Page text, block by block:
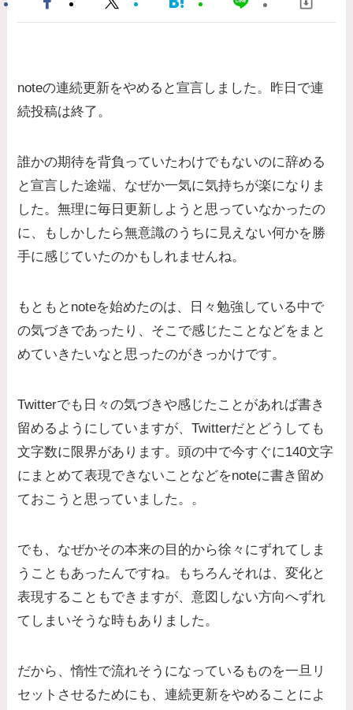
noteの連続更新をやめると宣言しました。昨日で連
続投稿は終了。
誰かの期待を背負っていたわけでもないのに辞める
と宣言した途端、なぜか一気に気持ちが楽になりま
した。無理に毎日更新しようと思っていなかったの
に、もしかしたら無意識のうちに見えない何かを勝
手に感じていたのかもしれませんね。
もともとnoteを始めたのは、日々勉強している中で
の気づきであったり、そこで感じたことなどをまと
めていきたいなと思ったのがきっかけです。
Twitterでも日々の気づきや感じたことがあれば書き
留めるようにしていますが、Twitterだとどうしても
文字数に限界があります。頭の中で今すぐに140文字
にまとめて表現できないことなどをnoteに書き留め
ておこうと思っていました。。
でも、なぜかその本来の目的から徐々にずれてしま
うこともあったんですね。もちろんそれは、変化と
表現することもできますが、意図しない方向へずれ
てしまいそうな時もありました。
だから、惰性で流れそうになっているものを一旦リ
セットさせるためにも、連続更新をやめることによ